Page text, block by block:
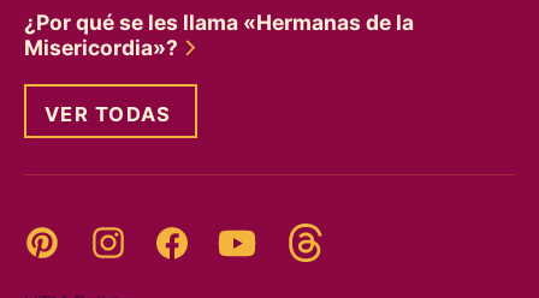
¿Por qué se les llama «Hermanas de la
Misericordia»?
VER TODAS
Pinterest InstagramFacebookYouTube